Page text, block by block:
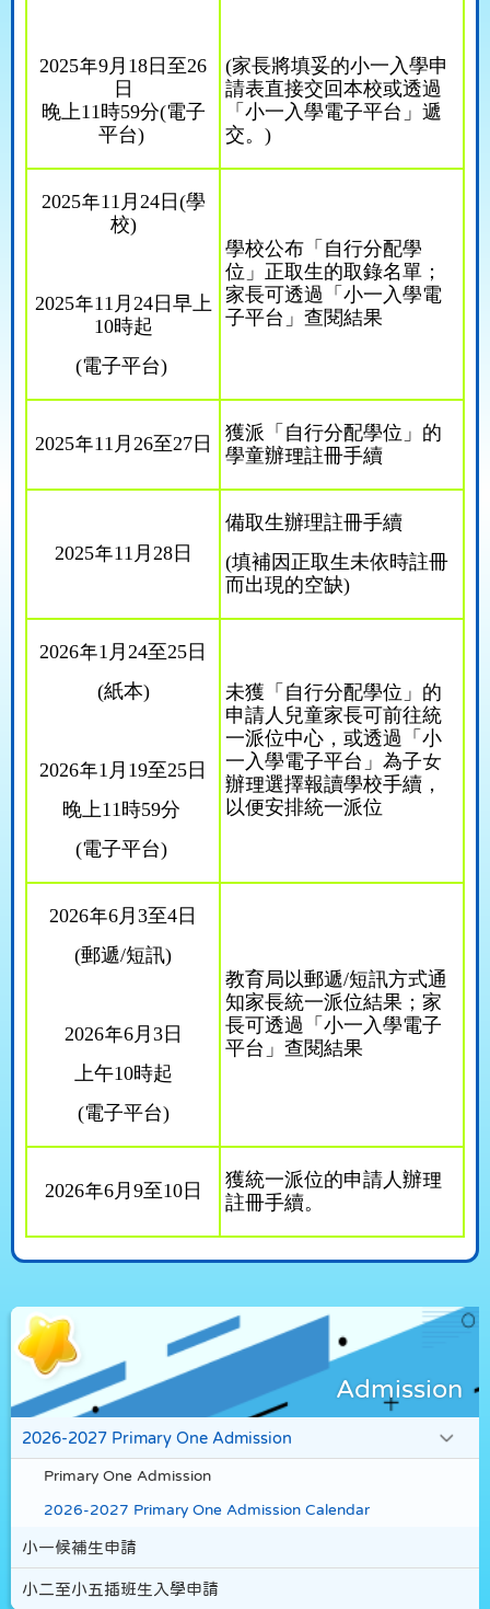
2025年9月 18 日至26
日
晚上11時59分(電子
平台)
(家長將填妥的小一入學申
請表直接交回本校或透過
「小一入學電子平台」遞
交。 )
2025年11 月 24日 (學
校)
2025年11 月 24日早上
10時起
(電子平台)
學校公布「自行分配學
位」正取生的取錄名單；
家長可透過「小一入學電
子平台」查閱結果
2025年11 月 26至27日
獲派「自行分配學位」的
學童辦理註冊手續
2025年11 月 28日
備取生辦理註冊手續
(填補因正取生未依時註冊
而出現的空缺)
2026年1 月 24至25 日
(紙本)
2026年1 月 19至25 日
晚上11時59分
(電子平台)
未獲「自行分配學位」的
申請人兒童家長可前往統
一派位中心，或透過「小
一入學電子平台」為子女
辦理選擇報讀學校手續，
以便安排統一派位
2026年6月 3至4 日
(郵遞/短訊)
2026年6月 3日
上午10時起
(電子平台)
教育局以郵遞/短訊方式通
知家長統一派位結果；家
長可透過「小一入學電子
平台」查閱結果
2026年6月 9至10日
獲統一派位的申請人辦理
註冊手續。
Admission
2026-2027 Primary One Admission
Primary One Admission
2026-2027 Primary One Admission Calendar
小一候補生申請
小二至小五插班生入學申請